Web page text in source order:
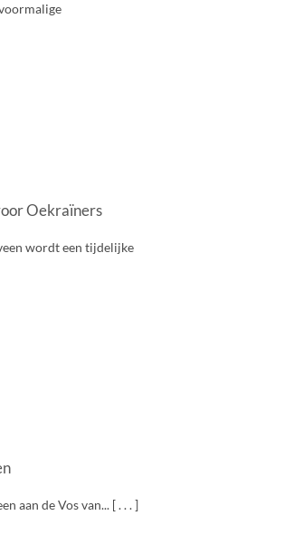
Oekraïners
wordt een tijdelijke
aan de Vos van... [ . . . ]